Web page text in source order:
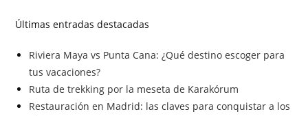
Últimas entradas destacadas
Riviera Maya vs Punta Cana: ¿Qué destino escoger para
tus vacaciones?
Ruta de trekking por la meseta de Karakórum
Restauración en Madrid: las claves para conquistar a los